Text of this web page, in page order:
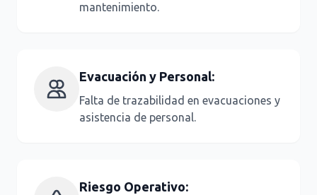
mantenimiento.
Evacuación y Personal:
Falta de trazabilidad en evacuaciones y
asistencia de personal.
Riesgo Operativo: